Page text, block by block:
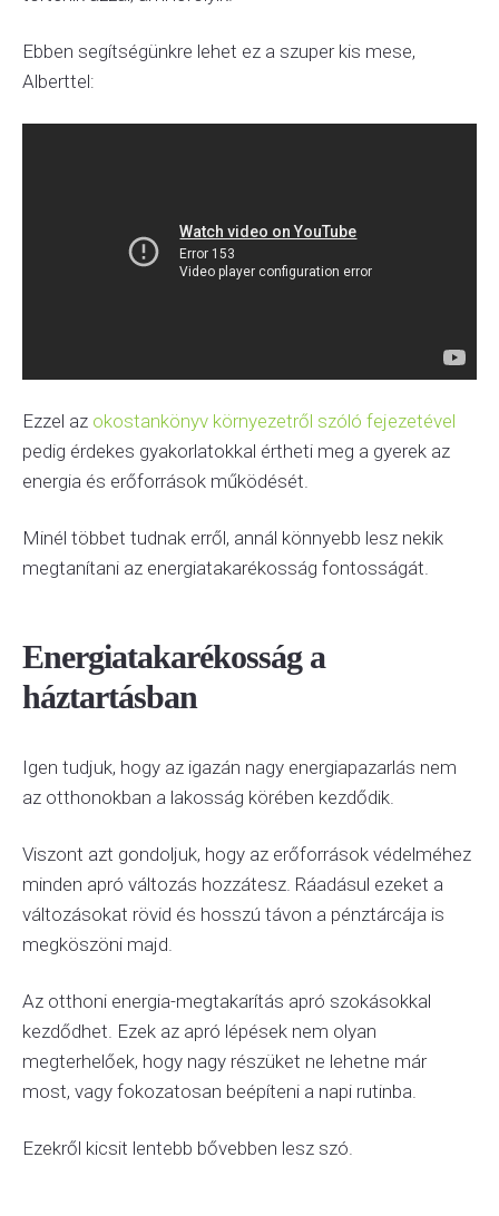
Ebben segítségünkre lehet ez a szuper kis mese,
Alberttel:
Ezzel az okostankönyv környezetről szóló fejezetével
pedig érdekes gyakorlatokkal értheti meg a gyerek az
energia és erőforrások működését.
Minél többet tudnak erről, annál könnyebb lesz nekik
megtanítani az energiatakarékosság fontosságát.
Energiatakarékosság a
háztartásban
Igen tudjuk, hogy az igazán nagy energiapazarlás nem
az otthonokban a lakosság körében kezdődik.
Viszont azt gondoljuk, hogy az erőforrások védelméhez
minden apró változás hozzátesz. Ráadásul ezeket a
változásokat rövid és hosszú távon a pénztárcája is
megköszöni majd.
Az otthoni energia-megtakarítás apró szokásokkal
kezdődhet. Ezek az apró lépések nem olyan
megterhelőek, hogy nagy részüket ne lehetne már
most, vagy fokozatosan beépíteni a napi rutinba.
Ezekről kicsit lentebb bővebben lesz szó.